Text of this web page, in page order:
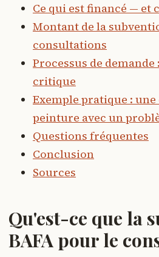
Ce qui est financé — et
Montant de la
consultations
Processus de demande
critique
Exemple pratique :
peinture avec un
Questions fréquentes
Conclusion
Sources
Qu'est-ce que la
BAFA pour le